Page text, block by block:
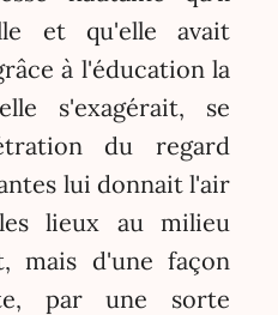
et qu'elle avait
à l'éducation la
s'exagérait, se
du regard
lui donnait l'air
lieux au milieu
mais d'une façon
par une sorte